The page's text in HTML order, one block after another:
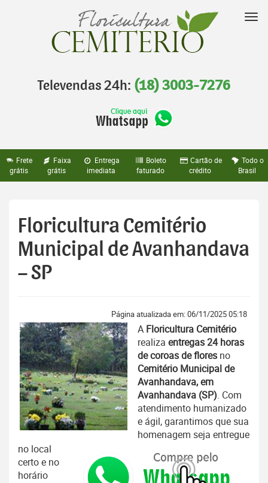
Televendas 24h: (18) 3003-7276
Frete
grátis
Faixa
grátis
Entrega
imediata
Boleto
faturado
Cartão de
crédito
Todo o
Brasil
Floricultura Cemitério
Municipal de Avanhandava
– SP
Página atualizada em: 06/11/2025 05:18
A Floricultura Cemitério
realiza entregas 24 horas
de coroas de flores no
Cemitério Municipal de
Avanhandava, em
Avanhandava (SP). Com
atendimento humanizado
e ágil, garantimos que sua
homenagem seja entregue
no local
certo e no
horário